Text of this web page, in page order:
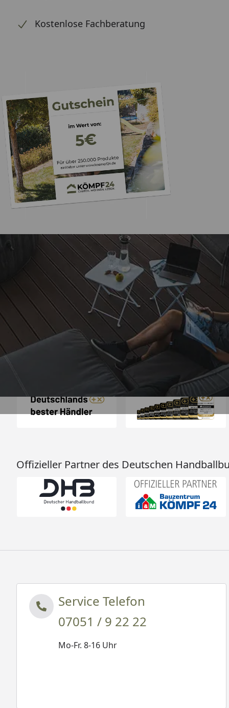
Kostenlose Fachberatung
Trusted Shops
4,81/ 5
25.982 Bewertungen
„Schnelle Lieferung
Qualität “
Offizieller Partner des Deutschen
Service Telefon
07051 / 9 22 22
Mo-Fr. 8-16 Uhr